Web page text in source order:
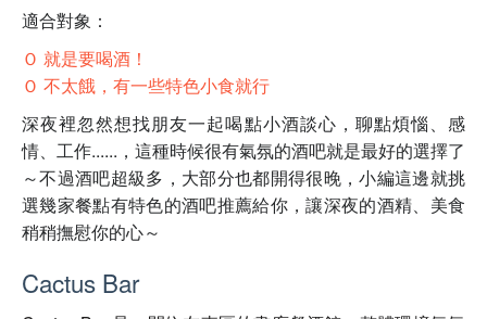
適合對象：
Ｏ 就是要喝酒！
Ｏ 不太餓，有一些特色小食就行
深夜裡忽然想找朋友一起喝點小酒談心，聊點煩惱、感
情、工作......，這種時候很有氣氛的酒吧就是最好的選擇了
～不過酒吧超級多，大部分也都開得很晚，小編這邊就挑
選幾家餐點有特色的酒吧推薦給你，讓深夜的酒精、美食
稍稍撫慰你的心～
Cactus Bar